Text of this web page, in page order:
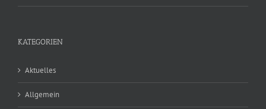
KATEGORIEN
Aktuelles
Allgemein